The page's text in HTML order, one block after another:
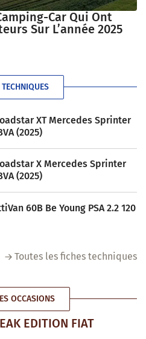
Car Qui Ont
Sur L’année 2025
XT Mercedes Sprinter
(2025)
X Mercedes Sprinter
(2025)
60B Be Young PSA 2.2 120
Toutes les fiches techniques
OCCASIONS
EDITION FIAT